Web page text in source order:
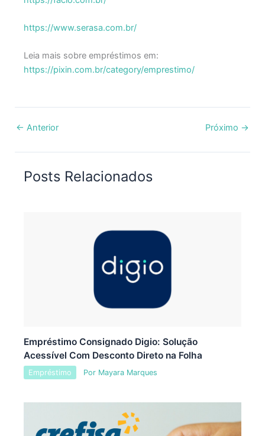
https://www.serasa.com.br/
Leia mais sobre empréstimos em:
https://pixin.com.br/category/emprestimo/
← Anterior Próximo →
Posts Relacionados
Empréstimo Consignado Digio: Solução
Acessível Com Desconto Direto na Folha
Empréstimo Por Mayara Marques